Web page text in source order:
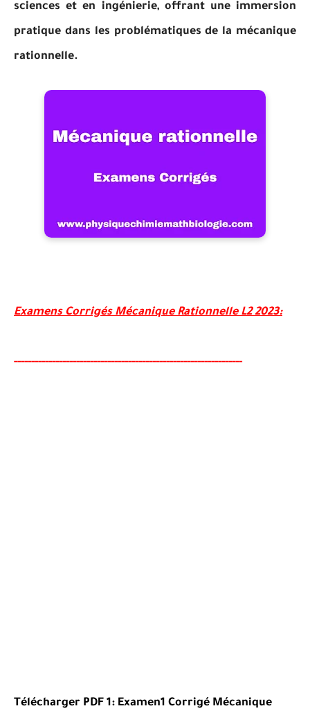
sciences et en ingénierie, offrant une immersion
pratique dans les problématiques de la mécanique
rationnelle.
Examens Corrigés Mécanique Rationnelle L2 2023:
------------------------------------------------------------------
Télécharger PDF 1: Examen1 Corrigé Mécanique